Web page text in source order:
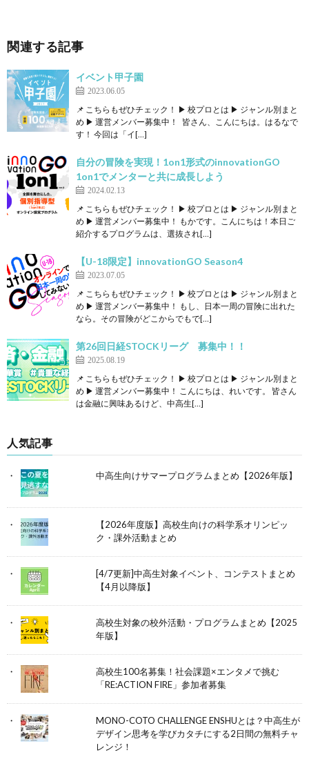
関連する記事
イベント甲子園
2023.06.05
📌 こちらもぜひチェック！ ▶ 校プロとは ▶ ジャンル別まと
め ▶ 運営メンバー募集中！ 皆さん、こんにちは。はるなで
す！ 今回は「イ[…]
自分の冒険を実現！1on1形式のinnovationGO
1on1でメンターと共に成長しよう
2024.02.13
📌 こちらもぜひチェック！ ▶ 校プロとは ▶ ジャンル別まと
め ▶ 運営メンバー募集中！ もかです。こんにちは！本日ご
紹介するプログラムは、選抜され[…]
【U-18限定】innovationGO Season4
2023.07.05
📌 こちらもぜひチェック！ ▶ 校プロとは ▶ ジャンル別まと
め ▶ 運営メンバー募集中！ もし、日本一周の冒険に出れた
なら。その冒険がどこからでもで[…]
第26回日経STOCKリーグ 募集中！！
2025.08.19
📌 こちらもぜひチェック！ ▶ 校プロとは ▶ ジャンル別まと
め ▶ 運営メンバー募集中！ こんにちは、れいです。 皆さん
は金融に興味あるけど、中高生[…]
人気記事
中高生向けサマープログラムまとめ【2026年版】
【2026年度版】高校生向けの科学系オリンピッ
ク・課外活動まとめ
[4/7更新]中高生対象イベント、コンテストまとめ
【4月以降版】
高校生対象の校外活動・プログラムまとめ【2025
年版】
高校生100名募集！社会課題×エンタメで挑む
「RE:ACTION FIRE」参加者募集
MONO-COTO CHALLENGE ENSHUとは？中高生が
デザイン思考を学びカタチにする2日間の無料チャ
レンジ！